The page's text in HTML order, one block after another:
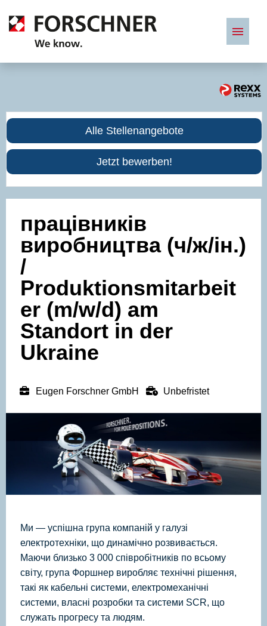
Stellenangebote
Alle Stellenangebote
Jetzt bewerben!
працівників
виробництва (ч/ж/ін.)
/
Produktionsmitarbeit
er (m/w/d) am
Standort in der
Ukraine
Eugen Forschner GmbH Unbefristet
Ми — успішна група компаній у галузі
електротехніки, що динамічно розвивається.
Маючи близько 3 000 співробітників по всьому
світу, група Форшнер виробляє технічні рішення,
такі як кабельні системи, електромеханічні
системи, власні розробки та системи SCR, що
служать прогресу та людям.